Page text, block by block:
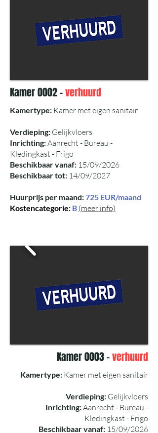
Kamer 0002 -verhuurd
Kamertype: Kamer met eigen sanitair
Verdieping: Gelijkvloers
Inrichting:Aanrecht - Bureau -
Kledingkast - Frigo
Beschikbaar vanaf: 15/09/2026
Beschikbaar tot: 14/09/2027
Huurprijs per maand:725 EUR/maand
Kostencategorie: B (meer info)
Kamer 0003 -verhuurd
Kamertype: Kamer met eigen sanitair
Verdieping: Gelijkvloers
Inrichting:Aanrecht - Bureau -
Kledingkast - Frigo
Beschikbaar vanaf: 15/09/2026